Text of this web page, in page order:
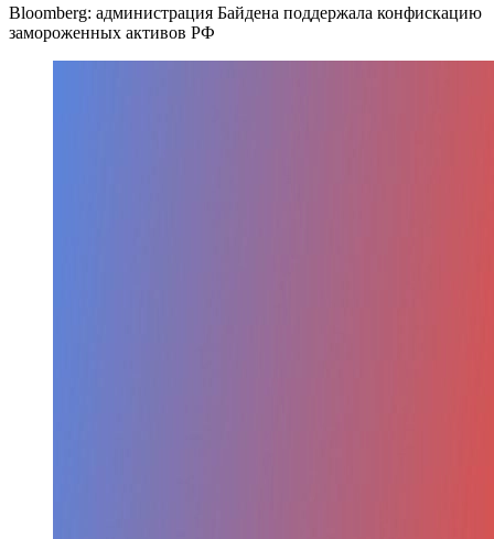
Bloomberg: администрация Байдена поддержала конфискацию
замороженных активов РФ